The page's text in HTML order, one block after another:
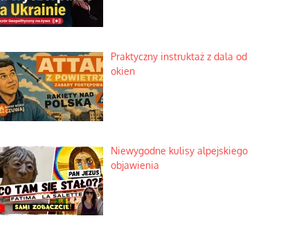
Praktyczny instruktaż z dala od
okien
Niewygodne kulisy alpejskiego
objawienia